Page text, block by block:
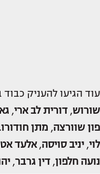
עוד הגיעו להעניק
שורוש, דורית לב ארי,
פון שוורצה, מתן
לוי, יניב סויסה,אלעד
נועה חלפון, דין גרבר,